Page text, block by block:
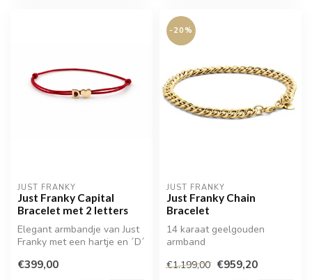
JUST FRANKY
Just Franky Capital
Bracelet met 2 letters
Elegant armbandje van Just
Franky met een hartje en ´D´
€399,00
-20%
JUST FRANKY
Just Franky Chain
Bracelet
14 karaat geelgouden
armband
€1.199,00 €959,20